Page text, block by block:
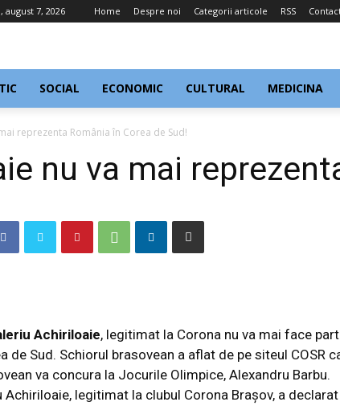
august 7, 2026 Home Despre noi Categorii articole RSS
SOCIAL ECONOMIC CULTURAL MEDICINA
reprezenta România în Corea de Sud!
nu va mai
Achiriloaie, legitimat la Corona nu va mai face
de Sud. Schiorul brasovean a aflat de pe siteul
va concura la Jocurile Olimpice, Alexandru Barbu.
Achiriloaie, legitimat la clubul Corona Braşov, a